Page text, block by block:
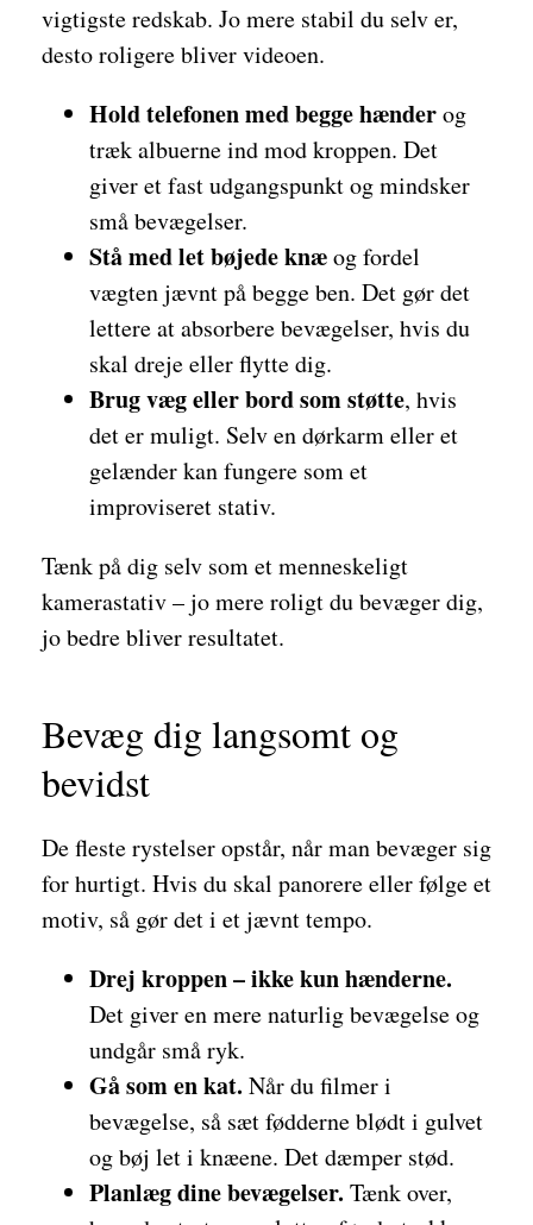
vigtigste redskab. Jo mere stabil du selv er,
desto roligere bliver videoen.
Hold telefonen med begge hænderog
træk albuerne ind mod kroppen. Det
giver et fast udgangspunkt og mindsker
små bevægelser.
Stå med let bøjede knæog fordel
vægten jævnt på begge ben. Det gør det
lettere at absorbere bevægelser, hvis du
skal dreje eller flytte dig.
Brug væg eller bord som støtte, hvis
det er muligt. Selv en dørkarm eller et
gelænder kan fungere som et
improviseret stativ.
Tænk på dig selv som et menneskeligt
kamerastativ – jo mere roligt du bevæger dig,
jo bedre bliver resultatet.
Bevæg dig langsomt og
bevidst
De fleste rystelser opstår, når man bevæger sig
for hurtigt. Hvis du skal panorere eller følge et
motiv, så gør det i et jævnt tempo.
Drej kroppen – ikke kun hænderne.
Det giver en mere naturlig bevægelse og
undgår små ryk.
Gå som en kat. Når du filmer i
bevægelse, så sæt fødderne blødt i gulvet
og bøj let i knæene. Det dæmper stød.
Planlæg dine bevægelser. Tænk over,